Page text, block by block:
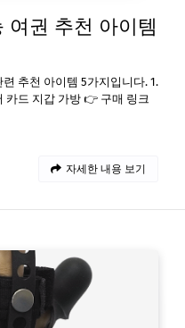
여권 추천 아이템
추천 아이템 5가지입니다. 1.
카드 지갑 가방 👉 구매 링크
자세한 내용 보기